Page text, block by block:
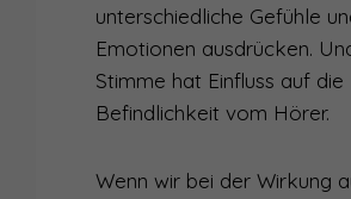
unterschiedliche Gefühle
Emotionen ausdrücken.
Stimme hat Einfluss auf die
Befindlichkeit vom Hörer.
Wenn wir bei der Wirkung